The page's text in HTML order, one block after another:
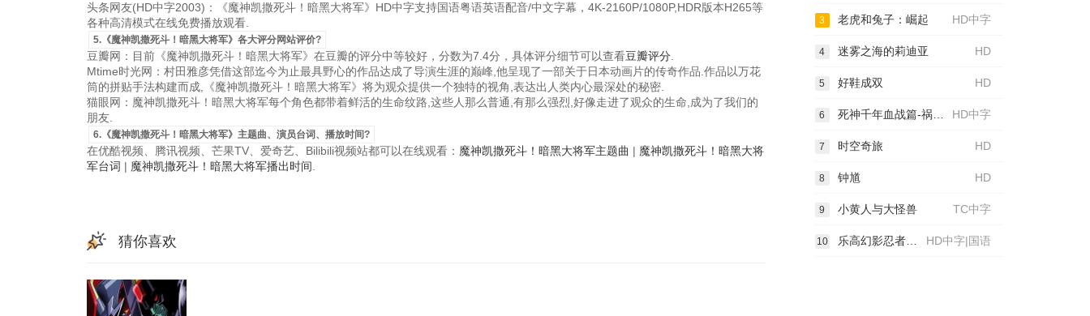
头条网友(HD中字2003)：《魔神凯撒死斗！暗黑大将军》HD中字支持国语粤语英语配音/中文字幕，4K-2160P/1080P,HDR版本H265等
各种高清模式在线免费播放观看.
5.《魔神凯撒死斗！暗黑大将军》各大评分网站评价?
豆瓣网：目前《魔神凯撒死斗！暗黑大将军》在豆瓣的评分中等较好，分数为7.4分，具体评分细节可以查看豆瓣评分
Mtime时光网：村田雅彦凭借这部迄今为止最具野心的作品达成了导演生涯的巅峰,他呈现了一部关于日本动画片的传奇作品.作品以万花
筒的拼贴手法构建而成,《魔神凯撒死斗！暗黑大将军》将为观众提供一个独特的视角,表达出人类内心最深处的秘密.
猫眼网：魔神凯撒死斗！暗黑大将军每个角色都带着鲜活的生命纹路,这些人那么普通,有那么强烈,好像走进了观众的生命,成为了我们的
朋友.
6.《魔神凯撒死斗！暗黑大将军》主题曲、演员台词、播放时间?
在优酷视频、腾讯视频、芒果TV、爱奇艺、Bilibili视频站都可以在线观看： 魔神凯撒死斗！暗黑大将军主题曲 | 魔神凯撒死斗！暗黑大将
军台词 | 魔神凯撒死斗！暗黑大将军播出时间
猜你喜欢
HD中字
3 老虎和兔子：崛起
HD
4 迷雾之海的莉迪亚
HD
5 好鞋成双
HD中字
6 死神千年血战篇-祸进谭-
HD
7 时空奇旅
HD
8 钟馗
TC中字
9 小黄人与大怪兽
HD中字|国语
10 乐高幻影忍者大电影